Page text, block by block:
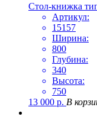
Стол-книжка
Артикул:
15157
Ширина:
800
Глубина:
340
Высота:
750
13 000 р. В